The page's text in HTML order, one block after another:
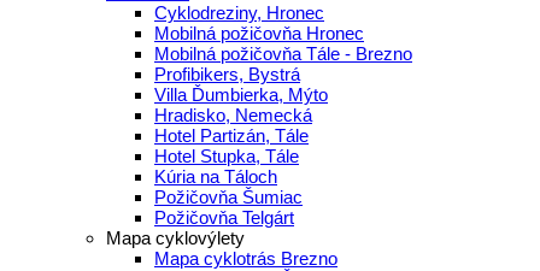
Cyklodreziny, Hronec
Mobilná požičovňa Hronec
Mobilná požičovňa Tále - Brezno
Profibikers, Bystrá
Villa Ďumbierka, Mýto
Hradisko, Nemecká
Hotel Partizán, Tále
Hotel Stupka, Tále
Kúria na Táloch
Požičovňa Šumiac
Požičovňa Telgárt
Mapa cyklovýlety
Mapa cyklotrás Brezno